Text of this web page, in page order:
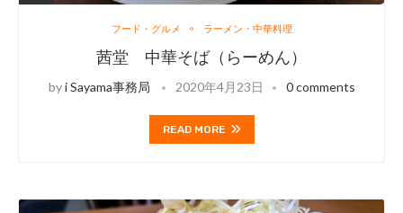
フード・グルメ ラーメン・中華料理
茜堂 中華そば（らーめん）
byi Sayama事務局 2020年4月23日 0 comments
READ MORE